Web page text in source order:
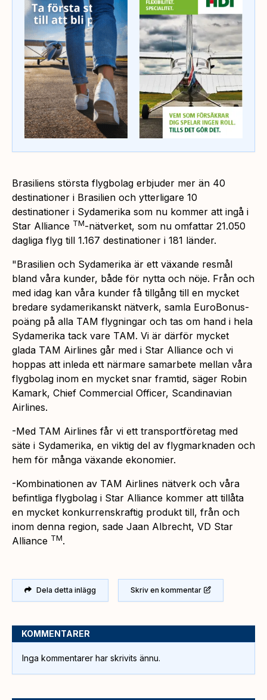
Brasiliens största flygbolag erbjuder mer än 40
destinationer i Brasilien och ytterligare 10
destinationer i Sydamerika som nu kommer att ingå i
Star Alliance TM-nätverket, som nu omfattar 21.050
dagliga flyg till 1.167 destinationer i 181 länder.
"Brasilien och Sydamerika är ett växande resmål
bland våra kunder, både för nytta och nöje. Från och
med idag kan våra kunder få tillgång till en mycket
bredare sydamerikanskt nätverk, samla EuroBonus-
poäng på alla TAM flygningar och tas om hand i hela
Sydamerika tack vare TAM. Vi är därför mycket
glada TAM Airlines går med i Star Alliance och vi
hoppas att inleda ett närmare samarbete mellan våra
flygbolag inom en mycket snar framtid, säger Robin
Kamark, Chief Commercial Officer, Scandinavian
Airlines.
-Med TAM Airlines får vi ett transportföretag med
säte i Sydamerika, en viktig del av flygmarknaden och
hem för många växande ekonomier.
-Kombinationen av TAM Airlines nätverk och våra
befintliga flygbolag i Star Alliance kommer att tillåta
en mycket konkurrenskraftig produkt till, från och
inom denna region, sade Jaan Albrecht, VD Star
Alliance TM.
Dela detta inlägg Skriv en kommentar
KOMMENTARER
Inga kommentarer har skrivits ännu.